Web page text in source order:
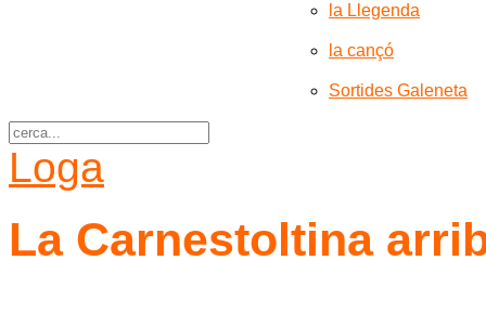
la Llegenda
la cançó
Sortides Galeneta
Loga
La Carnestoltina